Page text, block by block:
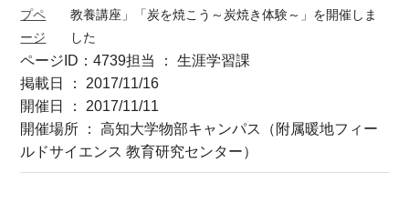
プペ
ージ
教養講座」「炭を焼こう～炭焼き体験～」を開催しま
した
ページID：4739担当 ： 生涯学習課
掲載日 ： 2017/11/16
開催日 ： 2017/11/11
開催場所 ： 高知大学物部キャンパス（附属暖地フィー
ルドサイエンス 教育研究センター）